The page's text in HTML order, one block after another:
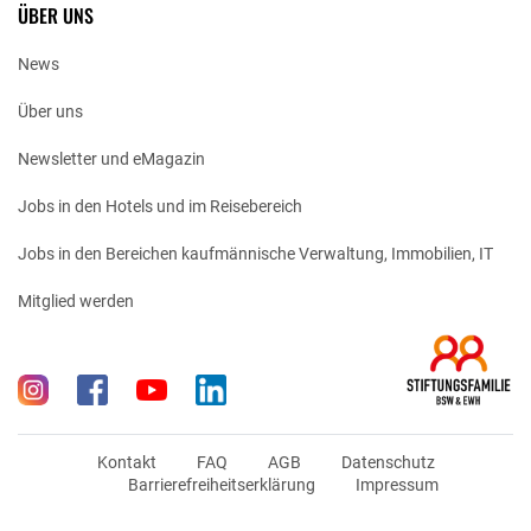
ÜBER UNS
News
Über uns
Newsletter und eMagazin
Jobs in den Hotels und im Reisebereich
Jobs in den Bereichen kaufmännische Verwaltung, Immobilien, IT
Mitglied werden
Kontakt FAQ AGB
Datenschutz
Barrierefreiheitserklärung
Impressum